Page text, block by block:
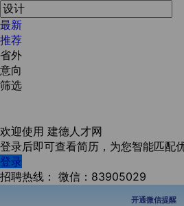
最新
推荐
省外
意向
筛选
欢迎使用 建德人才网
登录后即可查看简历，为您智能匹配
登录
招聘热线： 微信：83905029
开通微信提醒